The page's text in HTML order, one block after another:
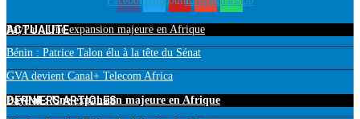
ACTUALITE
PayPal : Une expansion majeure en Afrique
Bénin : Patrice Talon élu à la tête du Sénat
GVA devient Canal+ Telecom Africa
DERNIERS ARTICLES
PayPal : Une expansion majeure en Afrique